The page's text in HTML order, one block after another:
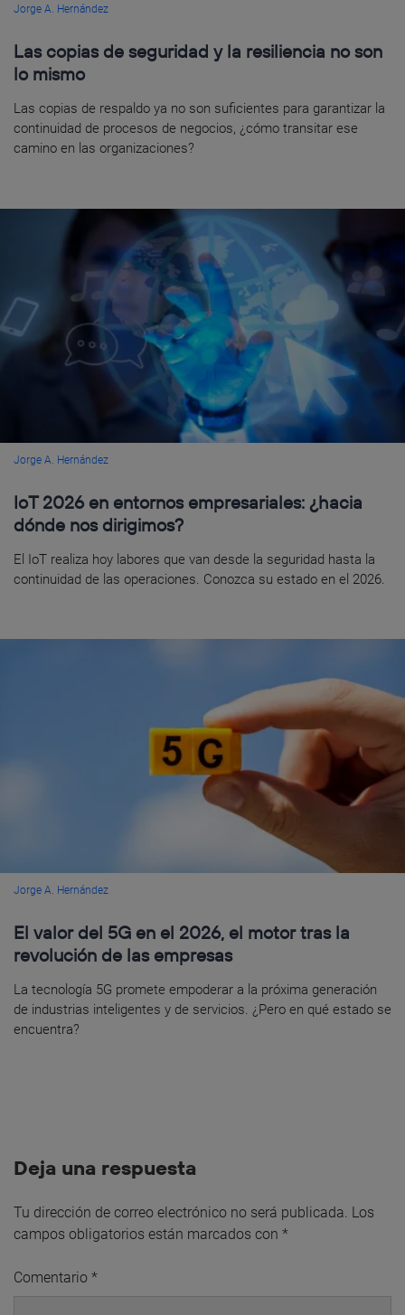
Jorge A. Hernández
Las copias de seguridad y la resiliencia no son
lo mismo
Las copias de respaldo ya no son suficientes para garantizar la
continuidad de procesos de negocios, ¿cómo transitar ese
camino en las organizaciones?
Jorge A. Hernández
IoT 2026 en entornos empresariales: ¿hacia
dónde nos dirigimos?
El IoT realiza hoy labores que van desde la seguridad hasta la
continuidad de las operaciones. Conozca su estado en el 2026.
Jorge A. Hernández
El valor del 5G en el 2026, el motor tras la
revolución de las empresas
La tecnología 5G promete empoderar a la próxima generación
de industrias inteligentes y de servicios. ¿Pero en qué estado se
encuentra?
Deja una respuesta
Tu dirección de correo electrónico no será publicada. Los
campos obligatorios están marcados con *
Comentario *